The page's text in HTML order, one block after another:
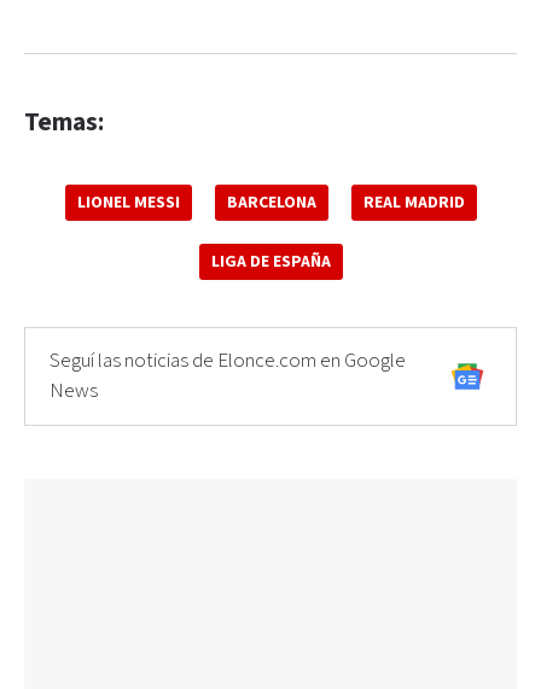
Temas:
LIONEL MESSI BARCELONA REAL MADRID
LIGA DE ESPAÑA
Seguí las noticias de Elonce.com en Google
News